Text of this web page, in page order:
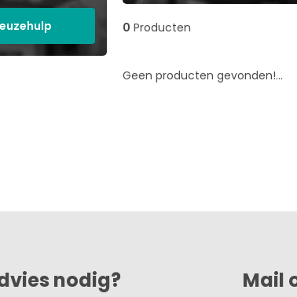
0 Producten
Geen producten gevonden!...
nodig? Mail